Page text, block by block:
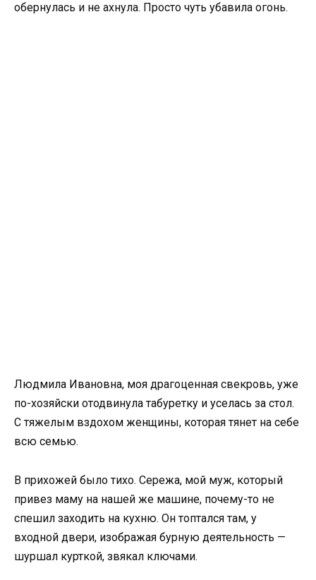
обернулась и не ахнула. Просто чуть убавила огонь.
Людмила Ивановна, моя драгоценная свекровь, уже
по-хозяйски отодвинула табуретку и уселась за стол.
С тяжелым вздохом женщины, которая тянет на себе
всю семью.
В прихожей было тихо. Сережа, мой муж, который
привез маму на нашей же машине, почему-то не
спешил заходить на кухню. Он топтался там, у
входной двери, изображая бурную деятельность —
шуршал курткой, звякал ключами.